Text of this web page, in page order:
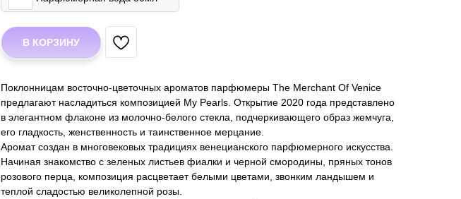
В КОРЗИНУ
Поклонницам восточно-цветочных ароматов парфюмеры The Merchant Of Venice
предлагают насладиться композицией My Pearls. Открытие 2020 года представлено
в элегантном флаконе из молочно-белого стекла, подчеркивающего образ жемчуга,
его гладкость, женственность и таинственное мерцание.
Аромат создан в многовековых традициях венецианского парфюмерного искусства.
Начиная знакомство с зеленых листьев фиалки и черной смородины, пряных тонов
розового перца, композиция расцветает белыми цветами, звонким ландышем и
теплой сладостью великолепной розы.